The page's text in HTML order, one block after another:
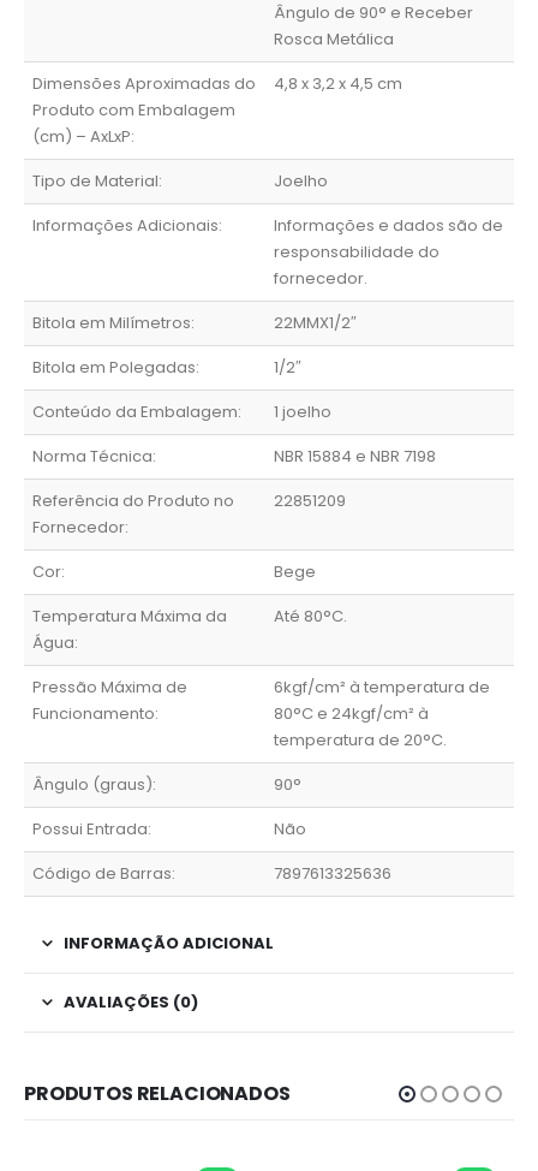
Ângulo de 90° e Receber
Rosca Metálica
Dimensões Aproximadas do
Produto com Embalagem
(cm) – AxLxP:
4,8 x 3,2 x 4,5 cm
Tipo de Material:
Joelho
Informações Adicionais:
Informações e dados são de
responsabilidade do
fornecedor.
Bitola em Milímetros:
22MMX1/2″
Bitola em Polegadas:
1/2″
Conteúdo da Embalagem:
1 joelho
Norma Técnica:
NBR 15884 e NBR 7198
Referência do Produto no
Fornecedor:
22851209
Cor:
Bege
Temperatura Máxima da
Água:
Até 80°C.
Pressão Máxima de
Funcionamento:
6kgf/cm² à temperatura de
80°C e 24kgf/cm² à
temperatura de 20°C.
Ângulo (graus):
90°
Possui Entrada:
Não
Código de Barras:
7897613325636
INFORMAÇÃO ADICIONAL
AVALIAÇÕES (0)
PRODUTOS RELACIONADOS